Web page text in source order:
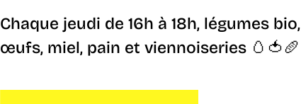
Chaque jeudi de 16h à 18h, légumes bio,
œufs, miel, pain et viennoiseries 🥚🍅🥖